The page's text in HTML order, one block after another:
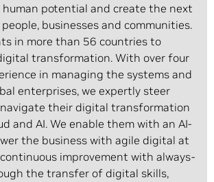
potential and create the next
businesses and communities.
in more than 56 countries to
transformation. With over four
in managing the systems and
enterprises, we expertly steer
their digital transformation
and AI. We enable them with an AI-
the business with agile digital at
improvement with always-
the transfer of digital skills,